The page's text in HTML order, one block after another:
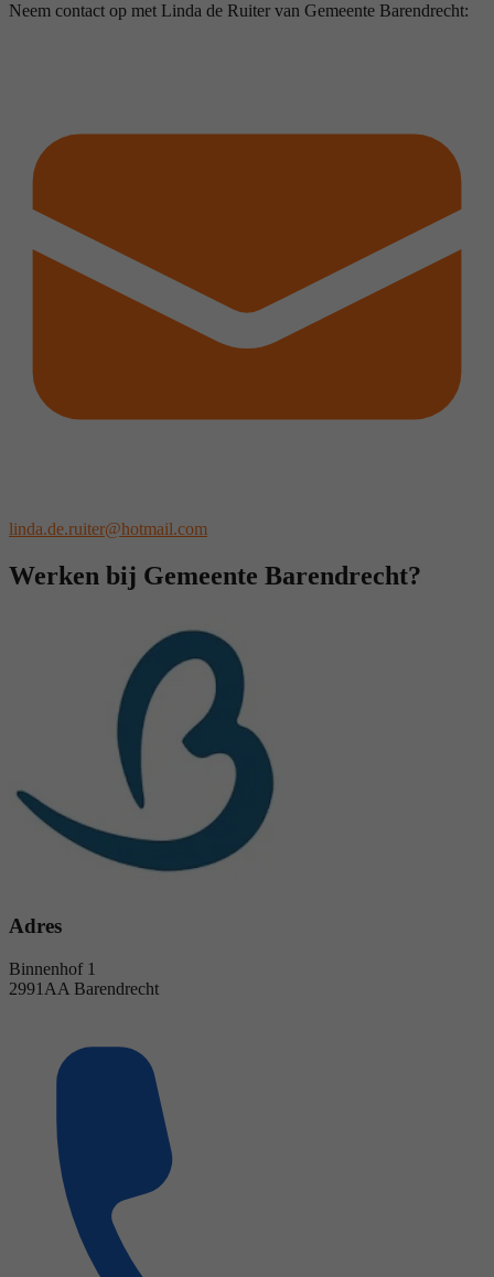
Neem contact op met Linda de Ruiter van Gemeente Barendrecht:
linda.de.ruiter@hotmail.com
Werken bij Gemeente Barendrecht?
Adres
Binnenhof 1
2991AA Barendrecht